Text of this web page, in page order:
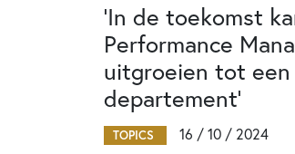
‘In de toekomst
Performance
uitgroeien tot een
departement’
TOPICS
16 / 10 / 2024